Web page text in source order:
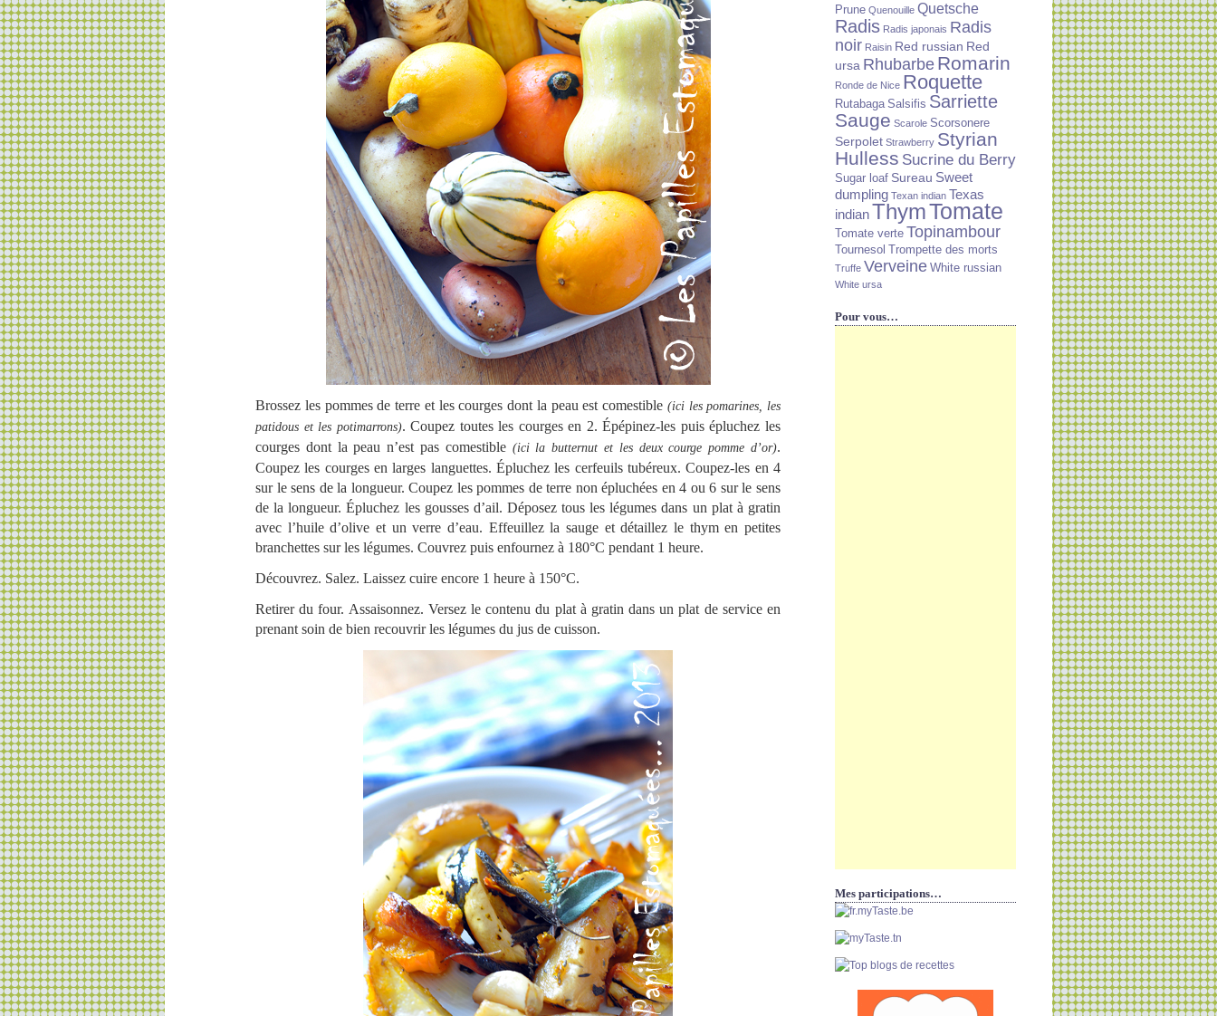
Brossez les pommes de terre et les courges dont la peau est comestible (ici les pomarines, les
patidous et les potimarrons). Coupez toutes les courges en 2. Épépinez-les puis épluchez les
courges dont la peau n’est pas comestible (ici la butternut et les deux courge pomme d’or).
Coupez les courges en larges languettes. Épluchez les cerfeuils tubéreux. Coupez-les en 4
sur le sens de la longueur. Coupez les pommes de terre non épluchées en 4 ou 6 sur le sens
de la longueur. Épluchez les gousses d’ail. Déposez tous les légumes dans un plat à gratin
avec l’huile d’olive et un verre d’eau. Effeuillez la sauge et détaillez le thym en petites
branchettes sur les légumes. Couvrez puis enfournez à 180°C pendant 1 heure.
Découvrez. Salez. Laissez cuire encore 1 heure à 150°C.
Retirer du four. Assaisonnez. Versez le contenu du plat à gratin dans un plat de service en
prenant soin de bien recouvrir les légumes du jus de cuisson.
Prune Quenouille Quetsche
Radis Radis japonais Radis
noir Raisin Red russian Red
ursa Rhubarbe Romarin
Ronde de Nice Roquette
Rutabaga Salsifis Sarriette
Sauge Scarole Scorsonere
Serpolet Strawberry Styrian
Hulless Sucrine du Berry
Sugar loaf Sureau Sweet
dumpling Texan indian Texas
indianThymTomate
Tomate verte Topinambour
Tournesol Trompette des morts
Truffe Verveine White russian
White ursa
Pour vous…
Mes participations…